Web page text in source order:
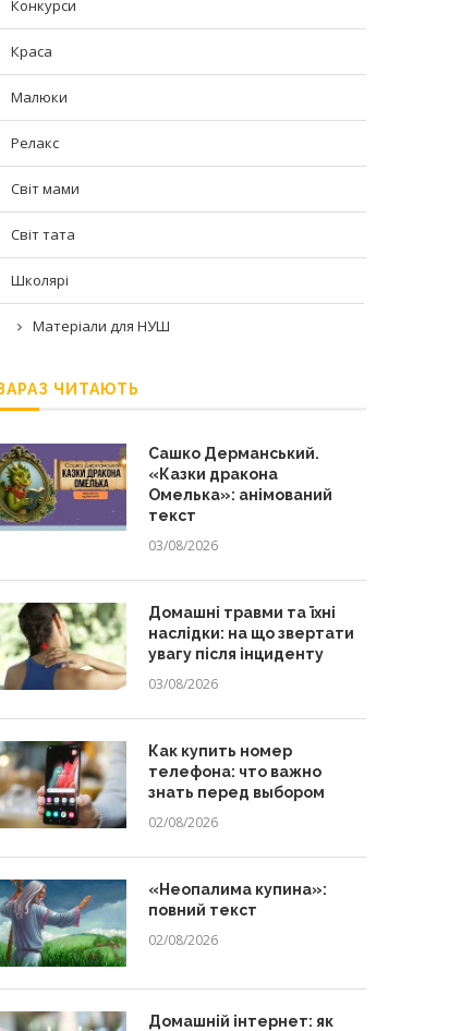
Конкурси
Краса
Малюки
Релакс
Світ мами
Світ тата
Школярі
Матеріали для НУШ
ЧИТАЮТЬ
Сашко Дерманський.
«Казки дракона
Омелька»: анімований
текст
03/08/2026
Домашні травми та їхні
наслідки: на що звертати
увагу після інциденту
03/08/2026
Как купить номер
телефона: что важно
знать перед выбором
02/08/2026
«Неопалима купина»:
повний текст
02/08/2026
Домашній інтернет: як